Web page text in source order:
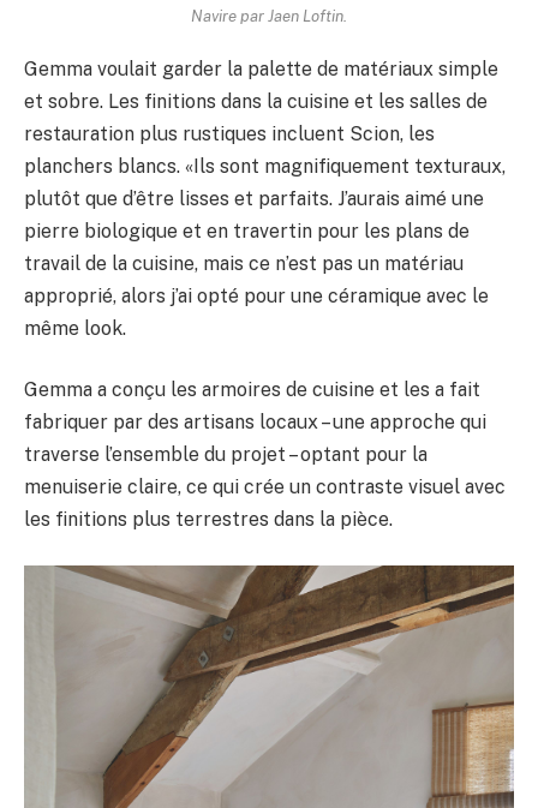
Navire par Jaen Loftin.
Gemma voulait garder la palette de matériaux simple
et sobre. Les finitions dans la cuisine et les salles de
restauration plus rustiques incluent Scion, les
planchers blancs. «Ils sont magnifiquement texturaux,
plutôt que d’être lisses et parfaits. J’aurais aimé une
pierre biologique et en travertin pour les plans de
travail de la cuisine, mais ce n’est pas un matériau
approprié, alors j’ai opté pour une céramique avec le
même look.
Gemma a conçu les armoires de cuisine et les a fait
fabriquer par des artisans locaux – une approche qui
traverse l’ensemble du projet – optant pour la
menuiserie claire, ce qui crée un contraste visuel avec
les finitions plus terrestres dans la pièce.